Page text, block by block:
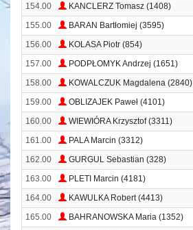
154.00
KANCLERZ Tomasz (1408)
155.00
BARAN Bartłomiej (3595)
156.00
KOLASA Piotr (854)
157.00
PODPŁOMYK Andrzej (1651)
158.00 KOWALCZUK Magdalena (2840)
159.00 OBLIZAJEK Paweł (4101)
160.00
WIEWIÓRA Krzysztof (3311)
161.00
PALA Marcin (3312)
162.00 GURGUL Sebastian (328)
163.00 PLETI Marcin (4181)
164.00 KAWULKA Robert (4413)
165.00 BAHRANOWSKA Maria (1352)